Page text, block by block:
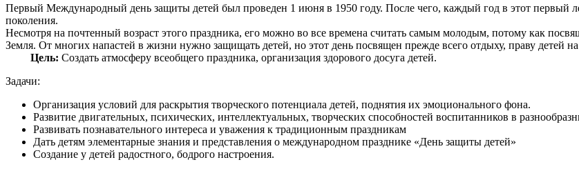
Первый Международный день защиты детей был проведен 1 июня в 1950 году. После чего, каждый год в этот первый
поколения.
Несмотря на почтенный возраст этого праздника, его можно во все времена считать самым молодым, потому как
Земля. От многих напастей в жизни нужно защищать детей, но этот день посвящен прежде всего отдыху, праву детей
Цель: Создать атмосферу всеобщего праздника, организация здорового досуга детей.
Задачи:
Организация условий для раскрытия творческого потенциала детей, поднятия их эмоционального фона.
Развитие двигательных, психических, интеллектуальных, творческих способностей воспитанников в
Развивать познавательного интереса и уважения к традиционным праздникам
Дать детям элементарные знания и представления о международном празднике «День защиты детей»
Создание у детей радостного, бодрого настроения.